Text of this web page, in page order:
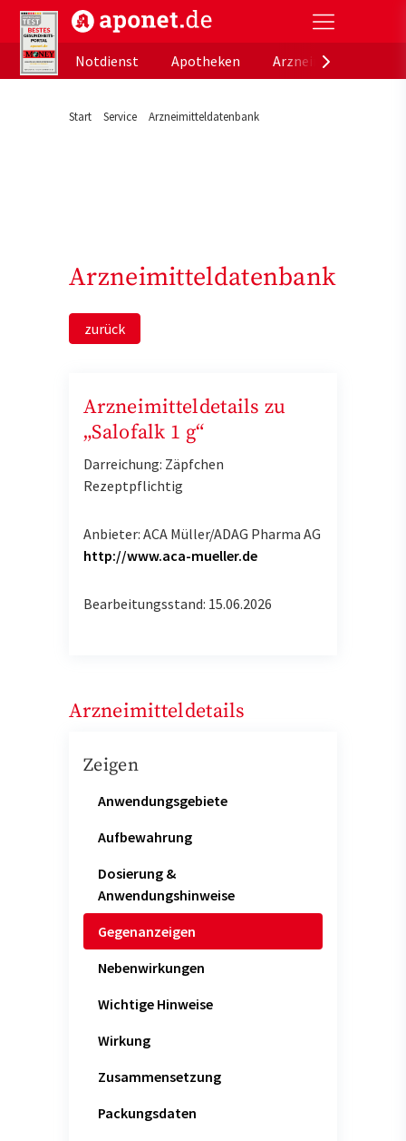
aponet.de - Das offizielle Gesundheitsportal der
Notdienst
Apotheken
Start Service Arzneimitteldatenbank
Arzneimitteldatenbank
zurück
Arzneimitteldetails zu
„Salofalk 1 g“
Darreichung: Zäpfchen
Rezeptpflichtig
Anbieter: ACA Müller/ADAG Pharma AG
http://www.aca-mueller.de
Bearbeitungsstand: 15.06.2026
Arzneimitteldetails
Zeigen
Anwendungsgebiete
Aufbewahrung
Dosierung &
Anwendungshinweise
Gegenanzeigen
Nebenwirkungen
Wichtige Hinweise
Wirkung
Zusammensetzung
Packungsdaten